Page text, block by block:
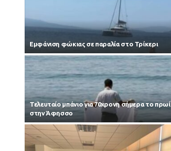
Εμφάνιση φώκιας σε παραλία στο Τρίκερι
Τελευταίο μπάνιο για 70χρονη σήμερα το πρωί
στην Άφησσο